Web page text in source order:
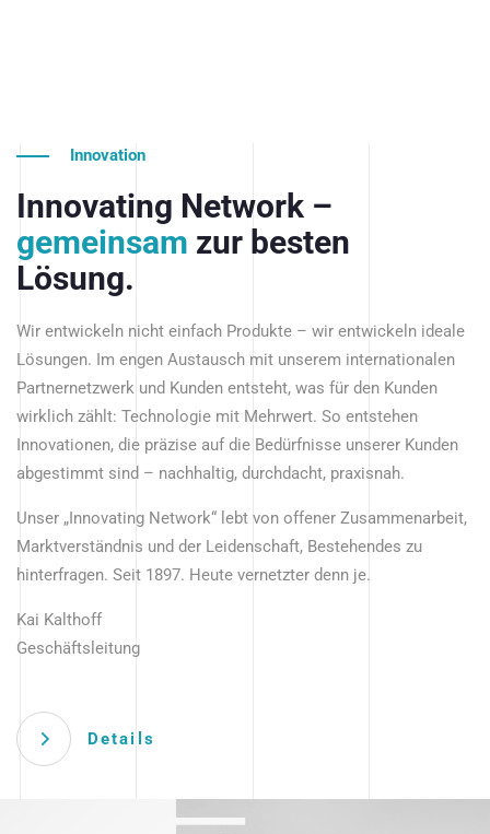
Innovation
Innovating Network –
gemeinsam zur besten
Lösung.
Wir entwickeln nicht einfach Produkte – wir entwickeln ideale
Lösungen. Im engen Austausch mit unserem internationalen
Partnernetzwerk und Kunden entsteht, was für den Kunden
wirklich zählt: Technologie mit Mehrwert. So entstehen
Innovationen, die präzise auf die Bedürfnisse unserer Kunden
abgestimmt sind – nachhaltig, durchdacht, praxisnah.
Unser „Innovating Network“ lebt von offener Zusammenarbeit,
Marktverständnis und der Leidenschaft, Bestehendes zu
hinterfragen. Seit 1897. Heute vernetzter denn je.
Kai Kalthoff
Geschäftsleitung
Details